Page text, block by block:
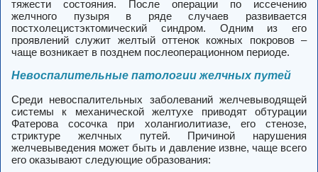
тяжести состояния. После операции по иссечению
желчного пузыря в ряде случаев развивается
постхолецистэктомический синдром. Одним из его
проявлений служит желтый оттенок кожных покровов –
чаще возникает в позднем послеоперационном периоде.
Невоспалительные патологии желчных путей
Среди невоспалительных заболеваний желчевыводящей
системы к механической желтухе приводят обтурации
Фатерова сосочка при холангиолитиазе, его стенозе,
стриктуре желчных путей. Причиной нарушения
желчевыведения может быть и давление извне, чаще всего
его оказывают следующие образования: